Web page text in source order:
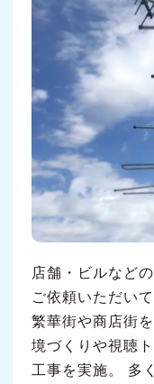
店舗・ビルなど
ご依頼いただい
繁華街や商店街
境づくりや視聴
工事を実施。 多